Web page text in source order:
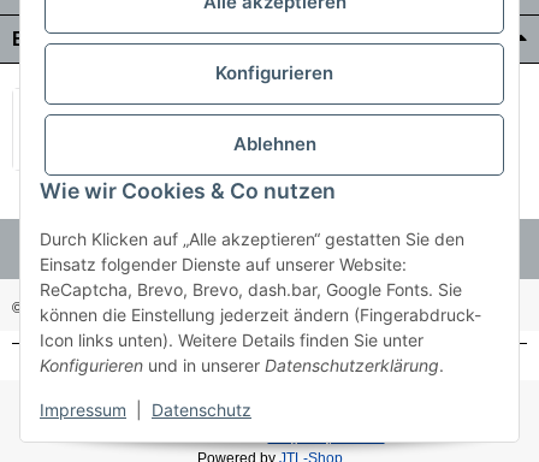
Bezahlung & Versand
© Holzner-Trading GmbH&Co KG Besucherzähler: 3512485
* Alle Preise inkl. gesetzlicher USt., zzgl.
Powered by JTL-Shop
Konfigurieren
Ablehnen
Wie wir Cookies & Co nutzen
Durch Klicken auf „Alle akzeptieren“ gestatten Sie den
Einsatz folgender Dienste auf unserer Website:
ReCaptcha, Brevo, Brevo, dash.bar, Google Fonts. Sie
können die Einstellung jederzeit ändern (Fingerabdruck-
Icon links unten). Weitere Details finden Sie unter
Konfigurieren und in unserer Datenschutzerklärung.
Impressum Datenschutz